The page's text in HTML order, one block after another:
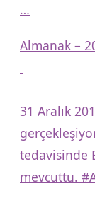
…
Almanak –
31 Aralık
tedavisinde
mevcuttu.